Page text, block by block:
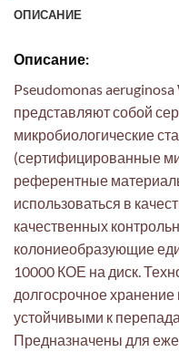
ОПИСАНИЕ
Описание:
Pseudomonas
представляют собой
микробиологические
(сертифицированные
референтные
использоваться в
качественных
колониеобразующие
10000 КОЕ на диск.
долгосрочное
устойчивыми к
Предназначены для